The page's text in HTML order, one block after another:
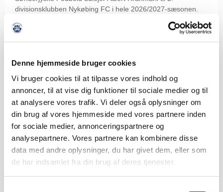
Denne hjemmeside bruger cookies
Vi bruger cookies til at tilpasse vores indhold og
annoncer, til at vise dig funktioner til sociale medier og til
at analysere vores trafik. Vi deler også oplysninger om
din brug af vores hjemmeside med vores partnere inden
for sociale medier, annonceringspartnere og
analysepartnere. Vores partnere kan kombinere disse
data med andre oplysninger, du har givet dem, eller som
de har indsamlet fra din brug af deres tjenester.
divisionsklubben Nykøbing FC i hele 2026/2027-sæsonen.